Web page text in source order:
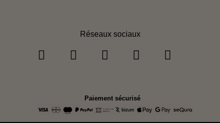
Réseaux sociaux
Paiement sécurisé